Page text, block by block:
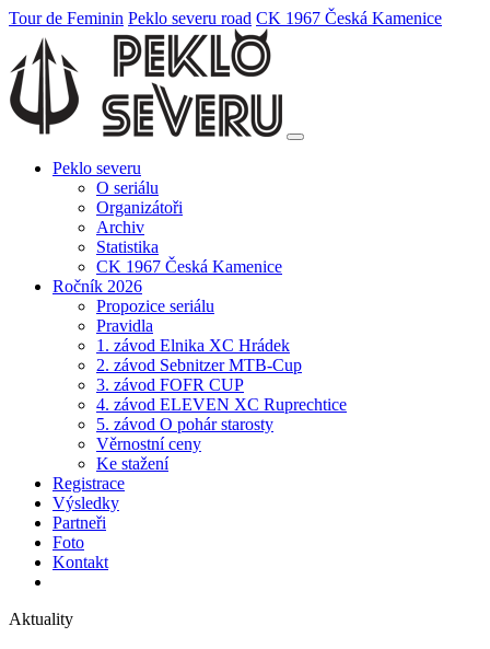
Tour de Feminin Peklo severu road CK 1967 Česká Kamenice
Peklo severu
O seriálu
Organizátoři
Archiv
Statistika
CK 1967 Česká Kamenice
Ročník 2026
Propozice seriálu
Pravidla
1. závod Elnika XC Hrádek
2. závod Sebnitzer MTB-Cup
3. závod FOFR CUP
4. závod ELEVEN XC Ruprechtice
5. závod O pohár starosty
Věrnostní ceny
Ke stažení
Registrace
Výsledky
Partneři
Foto
Kontakt
Aktuality